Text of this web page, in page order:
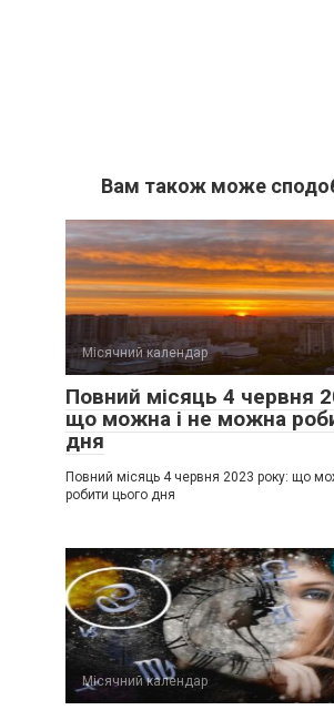
Вам також може
Місячний календар
Повний місяць 4 червня
що можна і не можна
дня
Повний місяць 4 червня 2023 року: що
робити цього дня
Місячний календар